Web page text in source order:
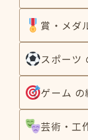
賞・メダ
スポーツ
ゲーム
芸術・工